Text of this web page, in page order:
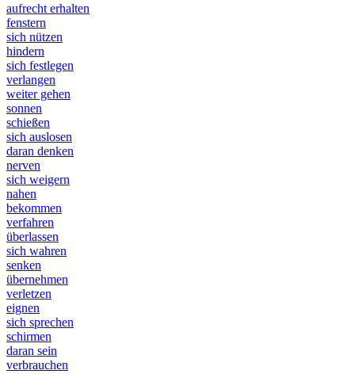
aufrecht erhalten
fenstern
sich nützen
hindern
sich festlegen
verlangen
weiter gehen
sonnen
schießen
sich auslosen
daran denken
nerven
sich weigern
nahen
bekommen
verfahren
überlassen
sich wahren
senken
übernehmen
verletzen
eignen
sich sprechen
schirmen
daran sein
verbrauchen